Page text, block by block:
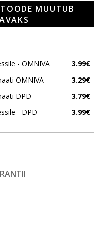
MUUTUB
- OMNIVA
3.99€
OMNIVA
3.29€
DPD
3.79€
- DPD
3.99€